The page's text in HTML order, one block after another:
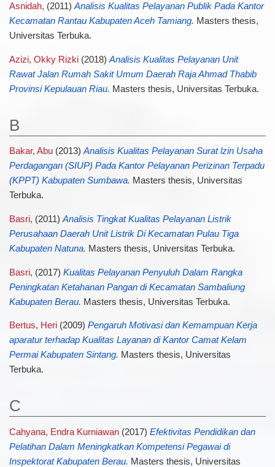
Asnidah, (2011) Analisis Kualitas Pelayanan Publik Pada Kantor
Kecamatan Rantau Kabupaten Aceh Tamiang. Masters thesis,
Universitas Terbuka.
Azizi, Okky Rizki(2018) Analisis Kualitas Pelayanan Unit
Rawat Jalan Rumah Sakit Umum Daerah Raja Ahmad Thabib
Provinsi Kepulauan Riau. Masters thesis, Universitas Terbuka.
B
Bakar, Abu(2013)Analisis Kualitas Pelayanan Surat lzin Usaha
Perdagangan (SIUP) Pada Kantor Pelayanan Perizinan Terpadu
(KPPT) Kabupaten Sumbawa. Masters thesis, Universitas
Terbuka.
Basri, (2011) Analisis Tingkat Kualitas Pelayanan Listrik
Perusahaan Daerah Unit Listrik Di Kecamatan Pulau Tiga
Kabupaten Natuna. Masters thesis, Universitas Terbuka.
Basri, (2017) Kualitas Pelayanan Penyuluh Dalam Rangka
Peningkatan Ketahanan Pangan di Kecamatan Sambaliung
Kabupaten Berau. Masters thesis, Universitas Terbuka.
Bertus, Heri(2009) Pengaruh Motivasi dan Kemampuan Kerja
aparatur terhadap Kualitas Layanan di Kantor Camat Kelam
Permai Kabupaten Sintang. Masters thesis, Universitas
Terbuka.
C
Cahyana, Endra Kurniawan(2017) Efektivitas Pendidikan dan
Pelatihan Dalam Meningkatkan Kompetensi Pegawai di
Inspektorat Kabupaten Berau. Masters thesis, Universitas